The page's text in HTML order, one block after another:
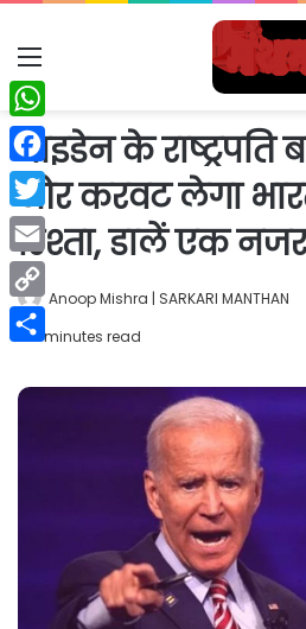
Menu
बाइडेन के
ओर करवट लेगा
रिश्ता, डालें एक नजर
Anoop Mishra | SARKARI MANTHAN
2 minutes read
WhatsApp
Facebook
Twitter
Email
Copy
Link